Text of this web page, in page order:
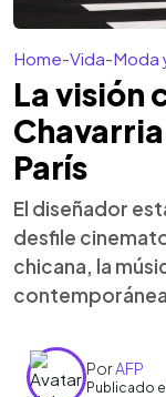
Home-Vida-Moda
La visión
París
El diseñador
desfile
chicana, la
PorAFP
Publicado